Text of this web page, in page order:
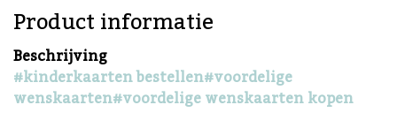
Product informatie
Beschrijving
#kinderkaarten bestellen#voordelige
wenskaarten#voordelige wenskaarten kopen